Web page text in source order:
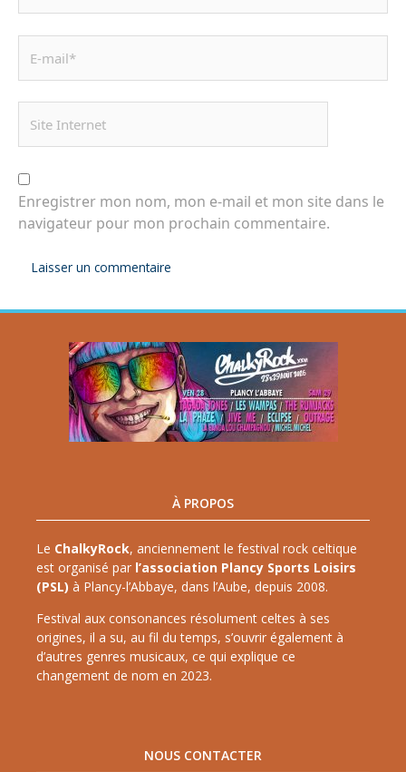
Enregistrer mon nom, mon e-mail et mon site dans le
navigateur pour mon prochain commentaire.
À PROPOS
Le ChalkyRock, anciennement le festival rock celtique
est organisé par l’association Plancy Sports Loisirs
(PSL) à Plancy-l’Abbaye, dans l’Aube, depuis 2008.
Festival aux consonances résolument celtes à ses
origines, il a su, au fil du temps, s’ouvrir également à
d’autres genres musicaux, ce qui explique ce
changement de nom en 2023.
NOUS CONTACTER